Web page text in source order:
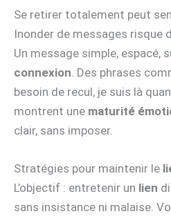
Se retirer totalement peut
Inonder de messages risque
Un message simple, espacé,
connexion . Des phrases
besoin de recul, je suis là
montrent une maturité
clair, sans imposer.
Stratégies pour maintenir le
L’objectif : entretenir un lien
sans insistance ni malaise.